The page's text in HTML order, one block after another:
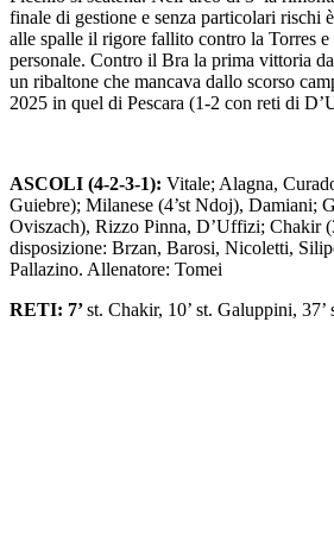
finale di gestione e senza particolari rischi
alle spalle il rigore fallito contro la Torres
personale. Contro il Bra la prima vittoria
un ribaltone che mancava dallo scorso
2025 in quel di Pescara (1-2 con reti di
ASCOLI (4-2-3-1): Vitale; Alagna,
Guiebre); Milanese (4’st Ndoj), Damiani;
Oviszach), Rizzo Pinna, D’Uffizi; Chakir
disposizione: Brzan, Barosi, Nicoletti,
Pallazino. Allenatore: Tomei
RETI: 7’st. Chakir, 10’ st. Galuppini, 37’